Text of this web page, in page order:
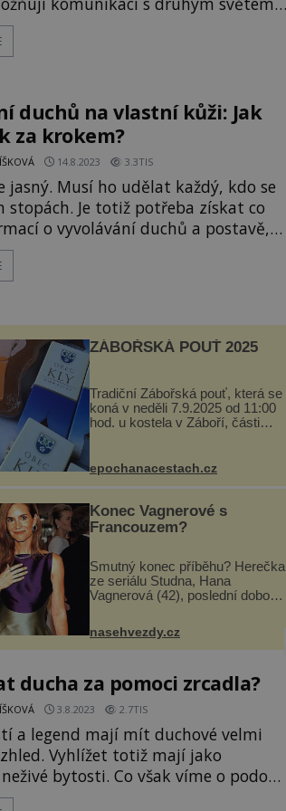
jsou pouhým výmyslem, sloužícím
posluchačů, jiné by mohly být
o ní slyšeli?
duchů na vlastní kůži: Jak
za krokem?
14.8.2023 3.3TIS
jasný. Musí ho udělat každý, kdo se
stopách. Je totiž potřeba získat co
o vyvolávání duchů a postavě,
zájmu. Jen tak je možné
překvapení. S jakou
Boženy Němcové (182
ZÁBOŘSKÁ POUŤ 2025
Tradiční Zábořská pouť, která se
koná v neděli 7.9.2025 od 11:00
hod. u kostela v Záboří, části
prohlídku kostela, dobovou
epochanacestach.cz
Konec Vagnerové s
Francouzem?
Smutný konec příběhu? Herečka
ze seriálu Studna, Hana
Vagnerová (42), poslední dobou
časy její anorexie jsou už dávno
pryč a opět se pyšnila ženskými
křivkami, najednou s...
nasehvezdy.cz
ducha za pomoci zrcadla?
3.8.2023 2.7TIS
a legend mají mít duchové velmi
Vyhlížet totiž mají jako
bytosti. Co však víme o podobě
nám v jejich vyvolávání